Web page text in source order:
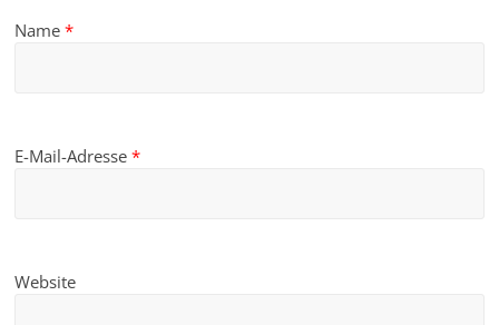
Name*
E-Mail-Adresse*
Website